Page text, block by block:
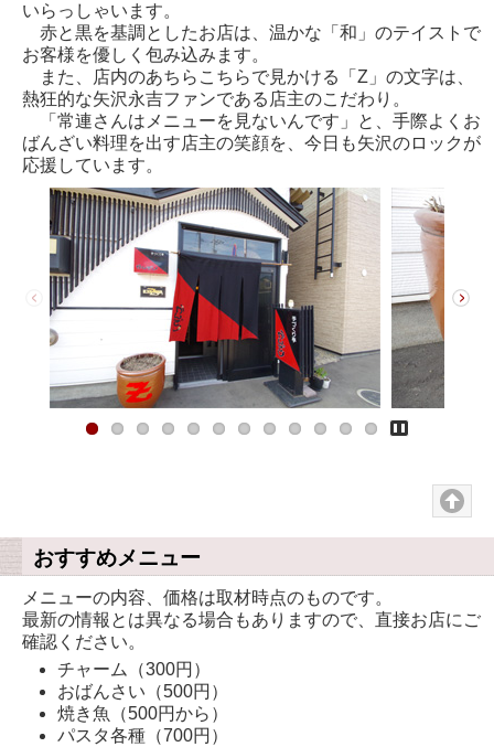
いらっしゃいます。
赤と黒を基調としたお店は、温かな「和」のテイストで
お客様を優しく包み込みます。
また、店内のあちらこちらで見かける「Z」の文字は、
熱狂的な矢沢永吉ファンである店主のこだわり。
「常連さんはメニューを見ないんです」と、手際よくお
ばんざい料理を出す店主の笑顔を、今日も矢沢のロックが
応援しています。
おすすめメニュー
メニューの内容、価格は取材時点のものです。
最新の情報とは異なる場合もありますので、直接お店にご
確認ください。
チャーム（300円）
おばんさい（500円）
焼き魚（500円から）
パスタ各種（700円）